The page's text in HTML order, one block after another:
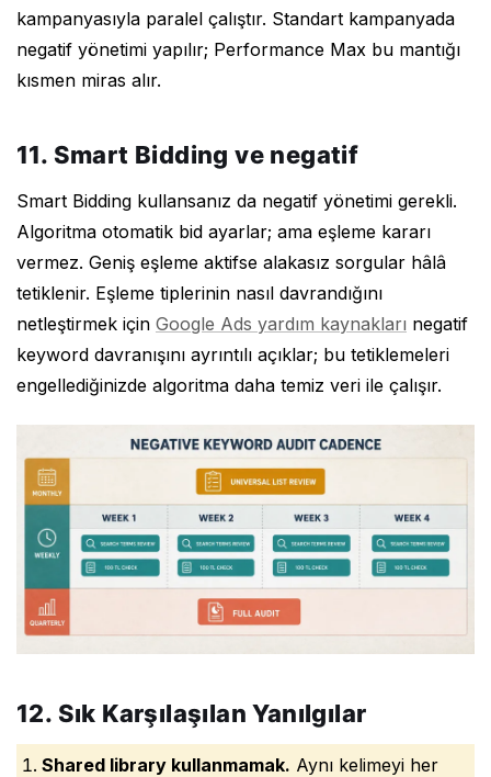
kampanyasıyla paralel çalıştır. Standart kampanyada
negatif yönetimi yapılır; Performance Max bu mantığı
kısmen miras alır.
11. Smart Bidding ve negatif
Smart Bidding kullansanız da negatif yönetimi gerekli.
Algoritma otomatik bid ayarlar; ama eşleme kararı
vermez. Geniş eşleme aktifse alakasız sorgular hâlâ
tetiklenir. Eşleme tiplerinin nasıl davrandığını
netleştirmek için Google Ads yardım kaynakları negatif
keyword davranışını ayrıntılı açıklar; bu tetiklemeleri
engellediğinizde algoritma daha temiz veri ile çalışır.
12. Sık Karşılaşılan Yanılgılar
Shared library kullanmamak. Aynı kelimeyi her